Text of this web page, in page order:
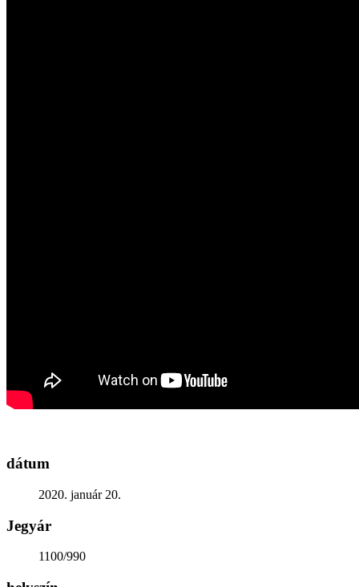
dátum
2020. január 20.
Jegyár
1100/990